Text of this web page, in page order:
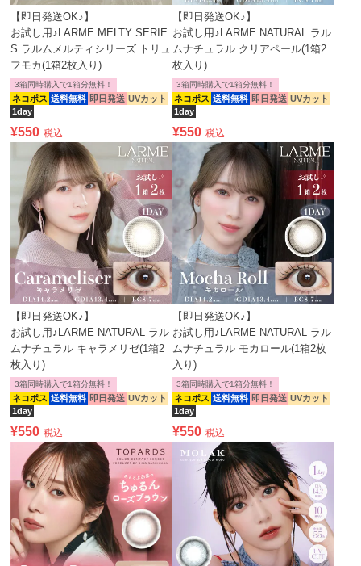
【即日発送OK♪】
お試し用♪LARME MELTY SERIE
S ラルムメルティシリーズ トリュ
フモカ(1箱2枚入り)
ネコポス 送料無料 即日発送 UVカット
1day
3箱同時購入で1箱分無料！
¥550 税込
【即日発送OK♪】
お試し用♪LARME NATURAL ラル
ムナチュラル クリアペール(1箱2
枚入り)
ネコポス 送料無料 即日発送 UVカット
1day
3箱同時購入で1箱分無料！
¥550 税込
【即日発送OK♪】
お試し用♪LARME NATURAL ラル
ムナチュラル キャラメリゼ(1箱2
枚入り)
ネコポス 送料無料 即日発送 UVカット
1day
3箱同時購入で1箱分無料！
¥550 税込
【即日発送OK♪】
お試し用♪LARME NATURAL ラル
ムナチュラル モカロール(1箱2枚
入り)
ネコポス 送料無料 即日発送 UVカット
1day
3箱同時購入で1箱分無料！
¥550 税込